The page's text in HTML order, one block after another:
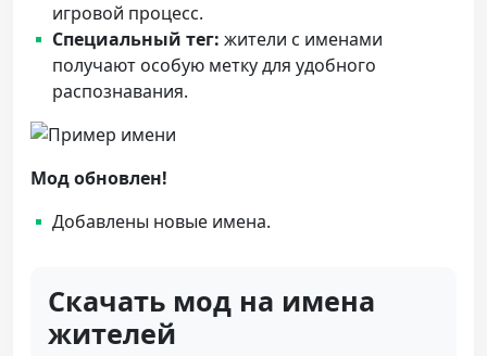
игровой процесс.
Специальный тег: жители с именами
получают особую метку для удобного
распознавания.
Мод обновлен!
Добавлены новые имена.
Скачать мод на имена
жителей